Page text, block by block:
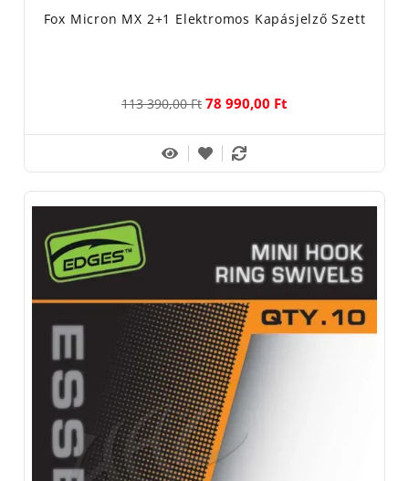
Fox Micron MX 2+1 Elektromos Kapásjelző Szett
113 390,00 Ft 78 990,00 Ft